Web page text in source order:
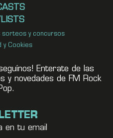
sorteos y concursos
y Cookies
Enterate de las
y novedades de FM Rock
en tu email